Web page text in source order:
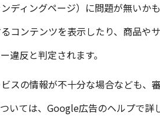
ディングページ）に問題が無いか
コンテンツを表示したり、商品や
違反と判定されます。
スの情報が不十分な場合なども、
いては、Google広告のヘルプで詳